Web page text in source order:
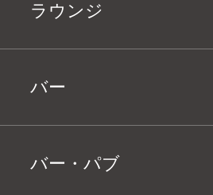
ラウンジ
バー
バー・パブ